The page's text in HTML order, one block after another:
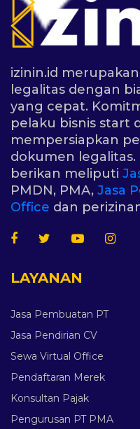
izinin.id
legalitas dengan
yang cepat.
pelaku bisnis start
mempersiapkan
dokumen legalitas.
berikan meliputi
PMDN, PMA, Jasa
Office dan
LAYANAN
Jasa Pembuatan PT
Jasa Pendirian CV
Sewa Virtual Office
Pendaftaran Merek
Konsultan Pajak
Pengurusan PT PMA